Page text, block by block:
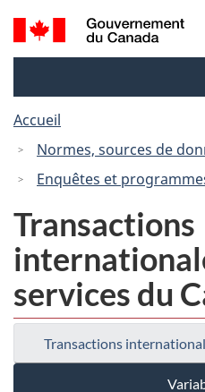
Recherche
et
Accueil
Normes, sources de
Enquêtes et
Transactions
services du
Transactions